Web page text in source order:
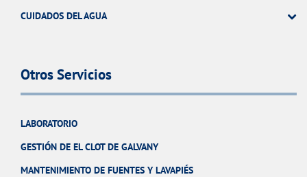
CUIDADOS DEL AGUA
Otros Servicios
LABORATORIO
GESTIÓN DE EL CLOT DE GALVANY
MANTENIMIENTO DE FUENTES Y LAVAPIÉS